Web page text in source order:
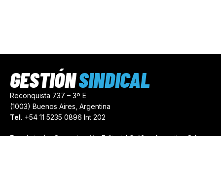
Reconquista 737 – 3º E
(1003) Buenos Aires, Argentina
Tel. +54 11 5235 0896 Int 202
Propietario:Comunicación Editorial Gráfica Argentina S.A.
GESTIÓNSINDICAL